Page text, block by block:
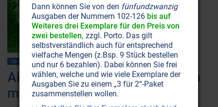
SEITE 38 AIDS MEDIZIN
Aids: "HIV müsste kein Problem
mehr sein!"
Dann können Sie von den fünfundzwanzig
Ausgaben der Nummern 102-126 bis auf
Weiteres drei Exemplare für den Preis von
zwei bestellen, zzgl. Porto. Das gilt
selbstverständlich auch für entsprechend
vielfache Mengen (z.Bsp. 9 Stück bestellen
und nur 6 bezahlen). Dabei können Sie frei
wählen, welche und wie viele Exemplare der
Ausgaben Sie zu einem „3 für 2“-Paket
zusammenstellen wollen.